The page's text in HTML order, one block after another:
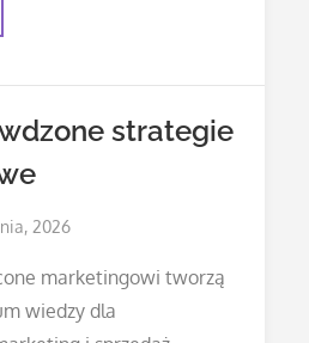
strategie
2026
marketingowi tworzą
wiedzy dla